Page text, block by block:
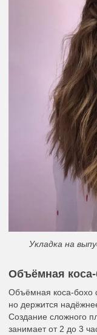
Укладка на
Объёмная
Объёмная коса-бохо
но держится
Создание сложного
занимает от 2 до 3